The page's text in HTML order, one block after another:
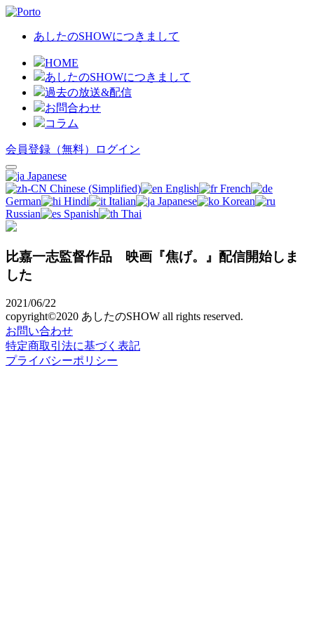
あしたのSHOWにつきまして
HOME
あしたのSHOWにつきまして
過去の放送&配信
お問合わせ
コラム
会員登録（無料） ログイン
Japanese
Chinese (Simplified)
English
French
German
Hindi Italian Japanese
Korean
Russian
Spanish Thai
比嘉一志監督作品 映画『焦げ。』配信開始しま
した
2021/06/22
copyright©2020 あしたのSHOW all rights reserved.
お問い合わせ
特定商取引法に基づく表記
プライバシーポリシー